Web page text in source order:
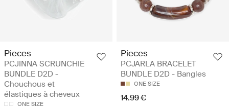
Pieces
PCJINNA SCRUNCHIE
BUNDLE D2D -
Chouchous et
élastiques à cheveux
ONE SIZE
Pieces
PCJARLA BRACELET
BUNDLE D2D - Bangles
ONE SIZE
14.99 €